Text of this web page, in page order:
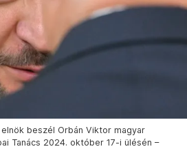
beszél Orbán Viktor magyar
Tanács 2024. október 17-i ülésén –